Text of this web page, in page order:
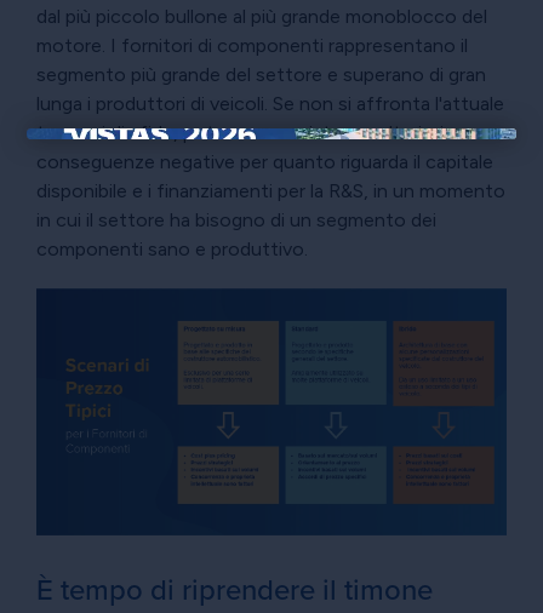
×
dal più piccolo bullone al più grande monoblocco del
motore. I fornitori di componenti rappresentano il
segmento più grande del settore e superano di gran
lunga i produttori di veicoli. Se non si affronta l'attuale
tsunami di sfide, potremmo assistere a ulteriori
conseguenze negative per quanto riguarda il capitale
disponibile e i finanziamenti per la R&S, in un momento
in cui il settore ha bisogno di un segmento dei
componenti sano e produttivo.
È tempo di riprendere il timone